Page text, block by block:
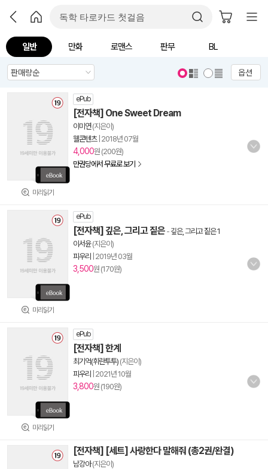
일반 만화 로맨스 판무 BL
옵션
미리읽기
ePub
[전자책] One Sweet Dream
이미연(지은이)
웰콘텐츠| 2018년 07월
4,000원 (200원)
만권당에서 무료로 보기
미리읽기
ePub
[전자책] 깊은, 그리고 짙은 - 깊은, 그리고 짙은 1
이서윤(지은이)
피우리
2019년 03월
3,500원 (170원)
미리읽기
ePub
[전자책] 한계
최기억(휘란투투) (지은이)
피우리
2021년 10월
3,800원 (190원)
[전자책] [세트] 사랑한다 말해줘 (총2권/완결)
남강아(지은이)